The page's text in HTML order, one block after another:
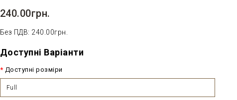
240.00грн.
Без ПДВ: 240.00грн.
Доступні Варіанти
Доступні розміри
Full